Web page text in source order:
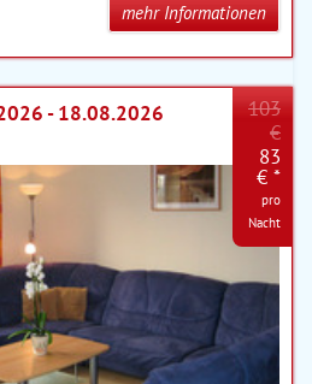
mehr Informationen
- 18.08.2026
103
€
83
€ *
pro
Nacht